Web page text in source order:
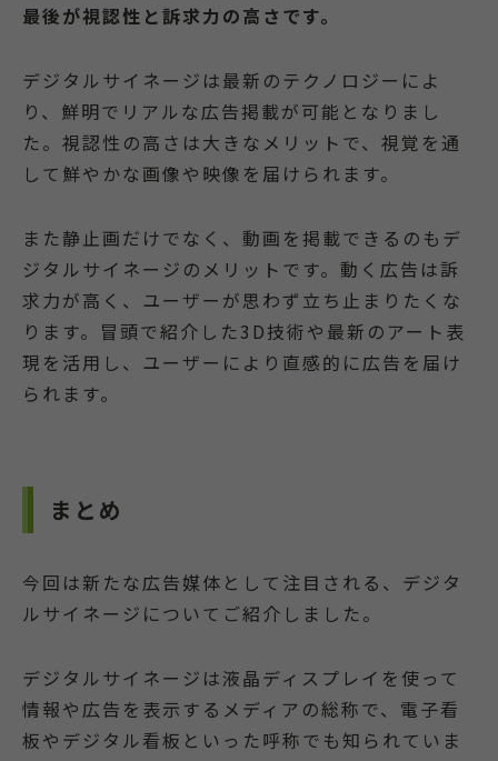
最後が視認性と訴求力の高さです。
デジタルサイネージは最新のテクノロジーによ
り、鮮明でリアルな広告掲載が可能となりまし
た。視認性の高さは大きなメリットで、視覚を通
して鮮やかな画像や映像を届けられます。
また静止画だけでなく、動画を掲載できるのもデ
ジタルサイネージのメリットです。動く広告は訴
求力が高く、ユーザーが思わず立ち止まりたくな
ります。冒頭で紹介した3D技術や最新のアート表
現を活用し、ユーザーにより直感的に広告を届け
られます。
まとめ
今回は新たな広告媒体として注目される、デジタ
ルサイネージについてご紹介しました。
デジタルサイネージは液晶ディスプレイを使って
情報や広告を表示するメディアの総称で、電子看
板やデジタル看板といった呼称でも知られていま